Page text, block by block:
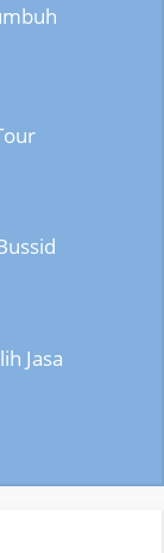
Jasa